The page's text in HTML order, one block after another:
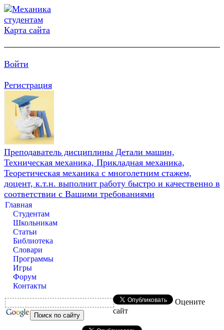
Карта сайта
Войти
Регистрация
Преподаватель дисциплины Детали машин,
Техническая механика, Прикладная механика,
Теоретическая механика с многолетним стажем,
доцент, к.т.н. выполнит работу быстро и качественно в
соответствии с Вашими требованиями
Главная
Студентам
Школьникам
Статьи
Библиотека
Словари
Программы
Игры
Форум
Контакты
Оцените
сайт